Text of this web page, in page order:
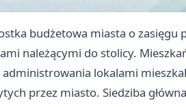
budżetowa miasta o zasięgu
należącymi do stolicy.
lokalami
przez miasto. Siedziba